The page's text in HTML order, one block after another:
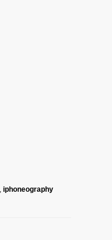
iphoneography